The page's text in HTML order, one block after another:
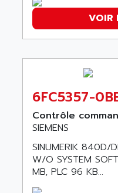
AMS
MOVIDYN
MOVITRAC
SERVVODYN
SERVODYN
SE50
LTD12
MDLA
MDLS
ADEPT
ADISCOM
ADITEC
ADL
ADL EUROTECH
ADLEE
ADLINK
VOIR
6FC5357-
Contrôle
SIEMENS
SINUMERIK 840D/
W/O SYSTEM
MB, PLC 96 KB...